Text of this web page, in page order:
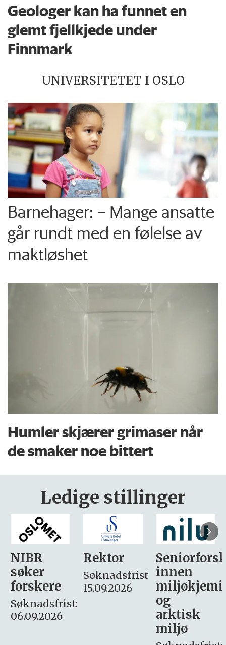
Geologer kan ha funnet en
glemt fjellkjede under
Finnmark
UNIVERSITETET I OSLO
Barnehager: – Mange ansatte
går rundt med en følelse av
maktløshet
Humler skjærer grimaser når
de smaker noe bittert
Ledige stillinger
Rektor
Søknadsfrist:
15.09.2026
Seniorforsker
innen
miljøkjemi
søker
– fast
Søknadsfrist:
16. august.